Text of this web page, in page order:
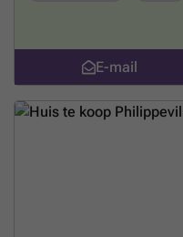
280.000€ sous réserve
E-mail